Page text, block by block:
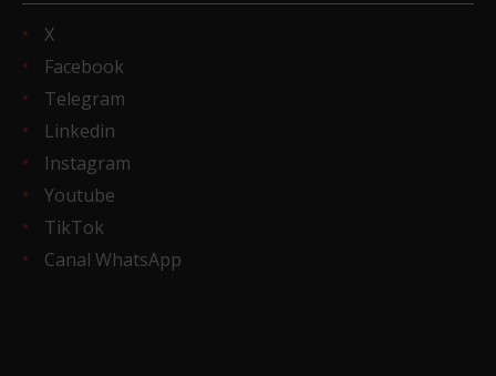
X
Facebook
Telegram
Linkedin
Instagram
Youtube
TikTok
Canal WhatsApp